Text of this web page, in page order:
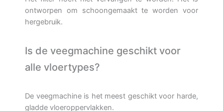
ontworpen om schoongemaakt te worden voor
hergebruik.
Is de veegmachine geschikt voor
alle vloertypes?
De veegmachine is het meest geschikt voor harde,
gladde vloeroppervlakken.